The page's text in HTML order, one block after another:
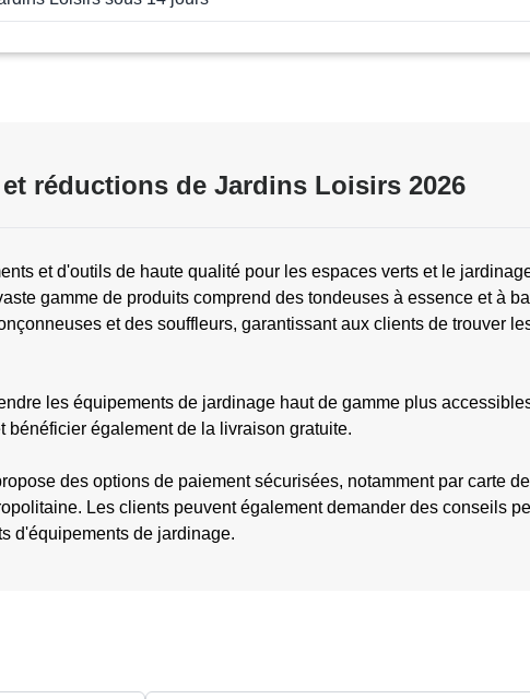
réductions de Jardins Loisirs 2026
et d'outils de haute qualité pour les espaces verts et le
gamme de produits comprend des tondeuses à essence et à
et des souffleurs, garantissant aux clients de trouver
les équipements de jardinage haut de gamme plus
bénéficier également de la livraison gratuite.
des options de paiement sécurisées, notamment par carte
Les clients peuvent également demander des conseils
d'équipements de jardinage.